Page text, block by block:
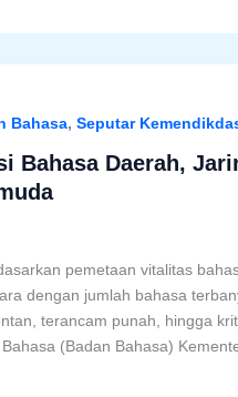
Bahasa, Seputar
Bahasa Daerah,
pemetaan vitalitas
dengan jumlah bahasa
terancam punah, hingga
(Badan Bahasa)